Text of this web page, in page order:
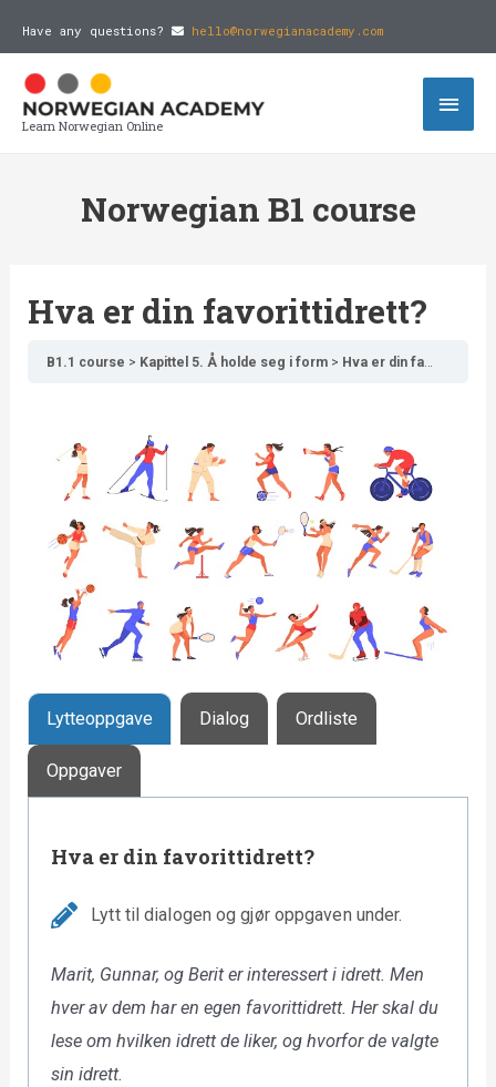
Have any questions? hello@norwegianacademy.com
Learn Norwegian Online
Norwegian B1 course
Hva er din favorittidrett?
B1.1 course Kapittel 5. Å holde seg i form Hva er din favorittidrett?
Lytteoppgave Dialog Ordliste
Oppgaver
Hva er din favorittidrett?
Lytt til dialogen og gjør oppgaven under.
Marit, Gunnar, og Berit er interessert i idrett. Men
hver av dem har en egen favorittidrett. Her skal du
lese om hvilken idrett de liker, og hvorfor de valgte
sin idrett.